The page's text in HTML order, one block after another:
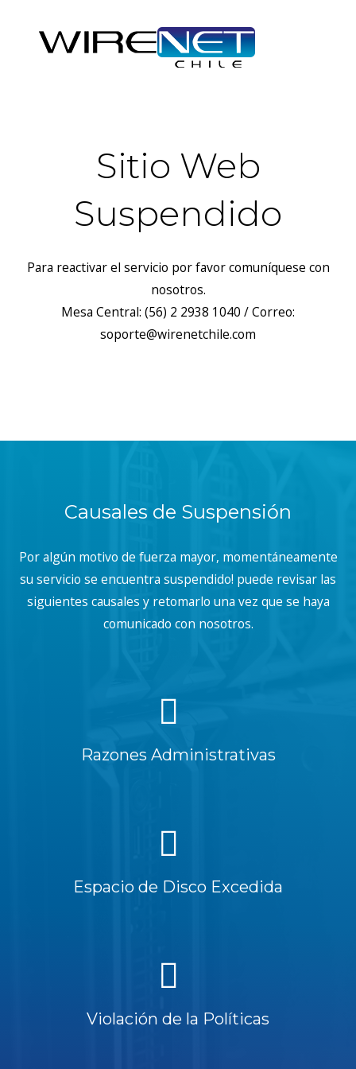
Sitio Web
Suspendido
Para reactivar el servicio por favor comuníquese con
nosotros.
Mesa Central: (56) 2 2938 1040 / Correo:
soporte@wirenetchile.com
Causales de Suspensión
Por algún motivo de fuerza mayor, momentáneamente
su servicio se encuentra suspendido! puede revisar las
siguientes causales y retomarlo una vez que se haya
comunicado con nosotros.
Razones Administrativas
Espacio de Disco Excedida
Violación de la Políticas